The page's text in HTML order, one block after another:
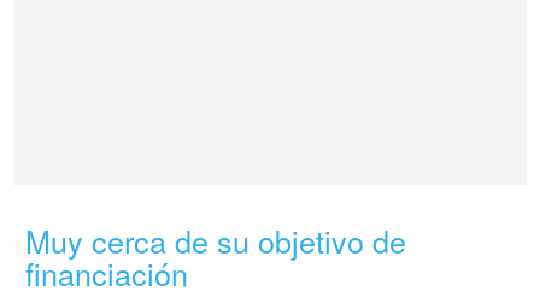
Muy cerca de su objetivo de
financiación